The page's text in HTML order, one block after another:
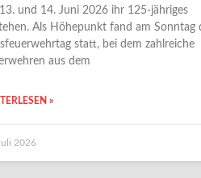
und 14. Juni 2026 ihr 125-jähriges
Als Höhepunkt fand am Sonntag
statt, bei dem zahlreiche
aus dem
»
2026